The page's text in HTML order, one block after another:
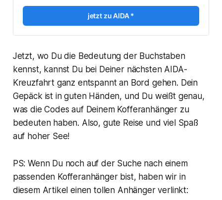
jetzt zu AIDA *
Jetzt, wo Du die Bedeutung der Buchstaben
kennst, kannst Du bei Deiner nächsten AIDA-
Kreuzfahrt ganz entspannt an Bord gehen. Dein
Gepäck ist in guten Händen, und Du weißt genau,
was die Codes auf Deinem Kofferanhänger zu
bedeuten haben. Also, gute Reise und viel Spaß
auf hoher See!
PS: Wenn Du noch auf der Suche nach einem
passenden Kofferanhänger bist, haben wir in
diesem Artikel einen tollen Anhänger verlinkt: